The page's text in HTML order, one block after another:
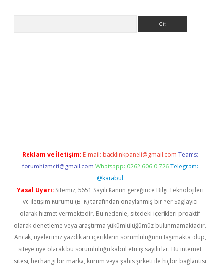
Reklam ve İletişim: E-mail: backlinkpaneli@gmail.com Teams:
forumhizmeti@gmail.com Whatsapp: 0262 606 0 726 Telegram:
@karabul
Yasal Uyarı: Sitemiz, 5651 Sayılı Kanun gereğince Bilgi Teknolojileri
ve İletişim Kurumu (BTK) tarafından onaylanmış bir Yer Sağlayıcı
olarak hizmet vermektedir. Bu nedenle, sitedeki içerikleri proaktif
olarak denetleme veya araştırma yükümlülüğümüz bulunmamaktadır.
Ancak, üyelerimiz yazdıkları içeriklerin sorumluluğunu taşımakta olup,
siteye üye olarak bu sorumluluğu kabul etmiş sayılırlar. Bu internet
sitesi, herhangi bir marka, kurum veya şahıs şirketi ile hiçbir bağlantısı